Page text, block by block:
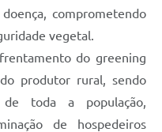
comprometendo
vegetal.
do greening
produtor rural, sendo
de toda a população,
de hospedeiros